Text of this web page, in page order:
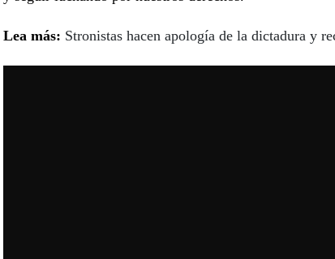
Lea más: Stronistas hacen apología de la dictadura y